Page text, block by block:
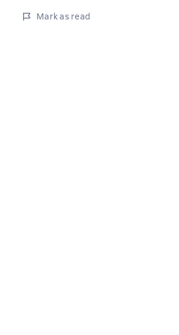
Mark as read